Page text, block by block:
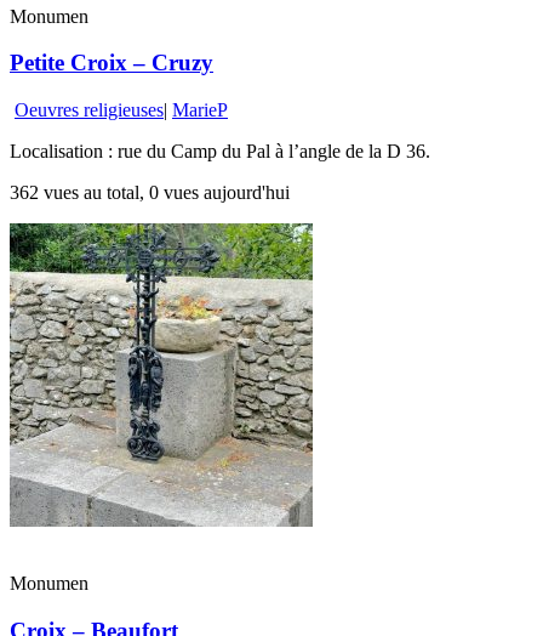
Monumen
Petite Croix – Cruzy
Oeuvres religieuses| MarieP
Localisation : rue du Camp du Pal à l’angle de la D 36.
362 vues au total, 0 vues aujourd'hui
Monumen
Croix – Beaufort